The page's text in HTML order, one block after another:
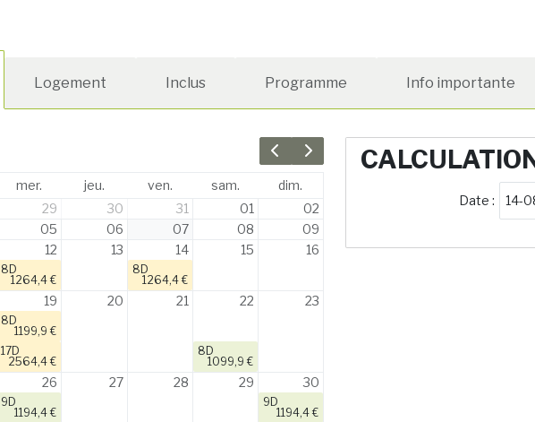
Logement Inclus Programme Info importante
Previous month
Next month
mer. jeu. ven. sam.
dim.
29 30 31 01
02
05 06 07 08
09
12
8D
1264,4 €
13 14
8D
1264,4 €
15 16
19
8D
1199,9 €
17D
2564,4 €
20 21 22
8D
1099,9 €
23
26
9D
1194,4 €
27 28 29 30
9D
1194,4 €
Date :